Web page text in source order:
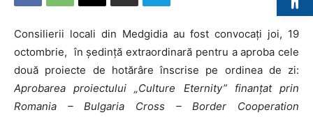
Consilierii locali din Medgidia au fost convocaţi joi, 19
octombrie, în şedinţă extraordinară pentru a aproba cele
două proiecte de hotărâre înscrise pe ordinea de zi:
Aprobarea proiectului „Culture Eternity” finanţat prin
Romania – Bulgaria Cross – Border Cooperation